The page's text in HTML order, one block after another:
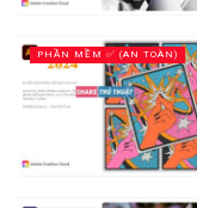
PHẦN MỀM ✅ (AN TOÀN)